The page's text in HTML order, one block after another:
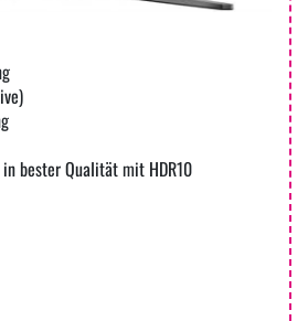
bester QuaIität mit HDR10